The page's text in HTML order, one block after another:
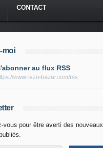
CONTACT
moi
au flux RSS
www.rezo-bazar.com/rss
vous pour être averti des nouveaux